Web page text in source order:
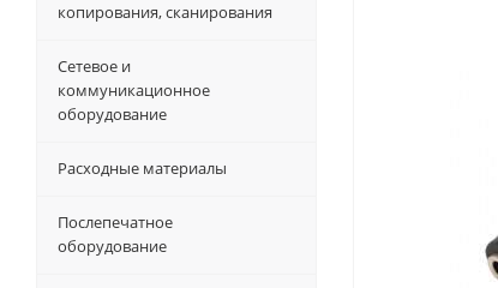
копирования, сканирования
Сетевое и
коммуникационное
оборудование
Расходные материалы
Послепечатное
оборудование